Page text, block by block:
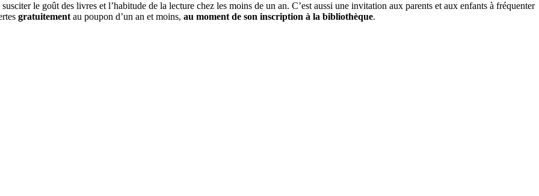
le goût des livres et l’habitude de la lecture chez les moins de un an. C’est aussi une invitation aux parents et aux enfants à fréquenter
gratuitement au poupon d’un an et moins, au moment de son inscription à la bibliothèque.